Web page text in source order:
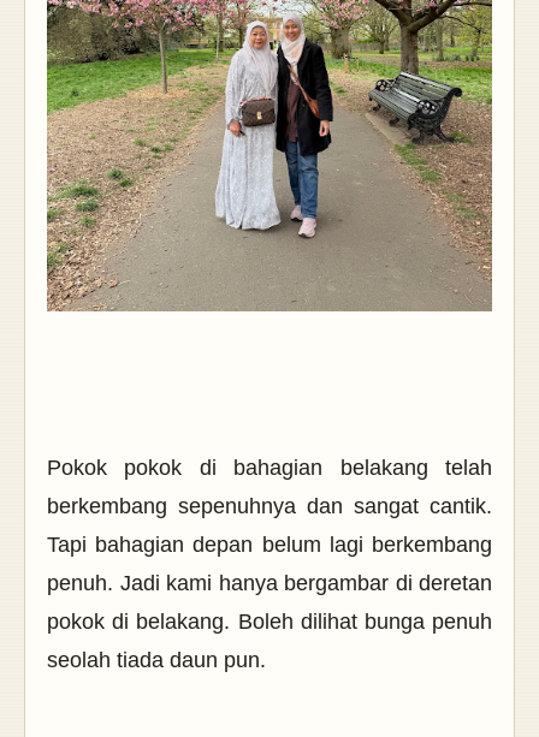
Pokok pokok di bahagian belakang telah
berkembang sepenuhnya dan sangat cantik.
Tapi bahagian depan belum lagi berkembang
penuh. Jadi kami hanya bergambar di deretan
pokok di belakang. Boleh dilihat bunga penuh
seolah tiada daun pun.